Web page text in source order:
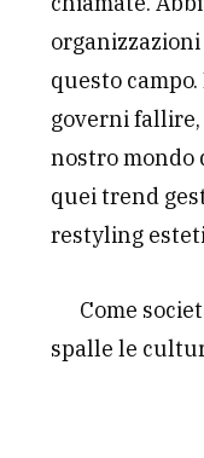
questo
governi fallire,
nostro mondo
quei trend
restyling
Come
spalle le